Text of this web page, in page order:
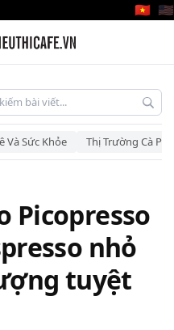
🇻🇳 🇺🇸
Và Sức Khỏe Thị Trường Cà Phê
Picopresso
nhỏ
tuyệt